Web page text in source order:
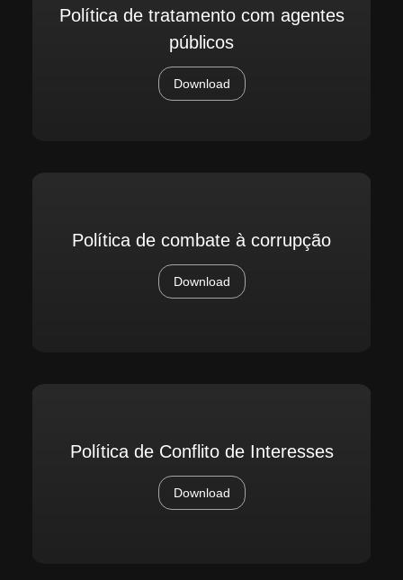
Política de tratamento com agentes
públicos
Download
Política de combate à corrupção
Download
Política de Conflito de Interesses
Download